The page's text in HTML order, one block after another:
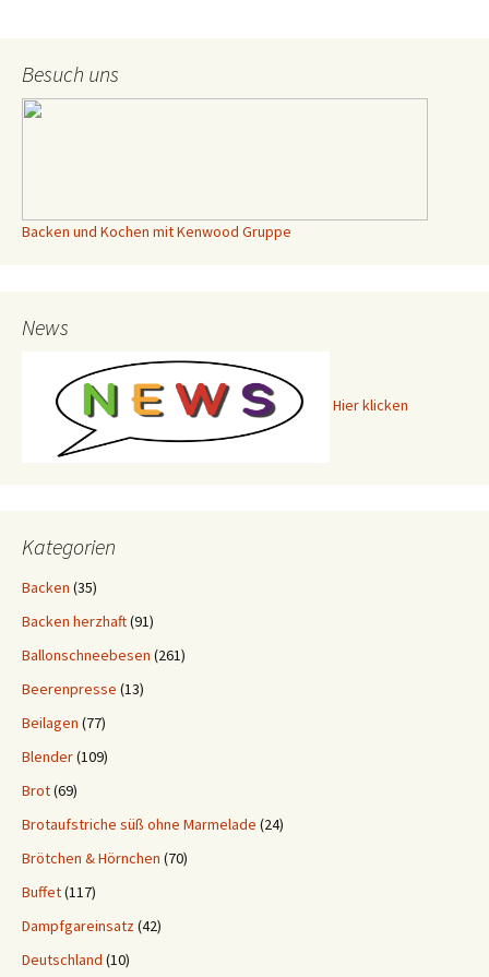
Besuch uns
Backen und Kochen mit Kenwood Gruppe
News
Hier klicken
Kategorien
Backen (35)
Backen herzhaft(91)
Ballonschneebesen (261)
Beerenpresse (13)
Beilagen (77)
Blender(109)
Brot(69)
Brotaufstriche süß ohne Marmelade (24)
Brötchen & Hörnchen (70)
Buffet(117)
Dampfgareinsatz(42)
Deutschland (10)